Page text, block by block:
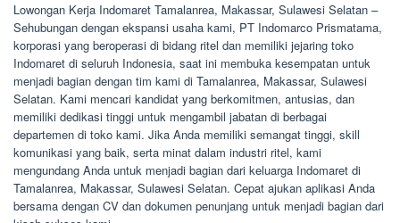
Lowongan Kerja Indomaret Tamalanrea, Makassar, Sulawesi Selatan –
Sehubungan dengan ekspansi usaha kami, PT Indomarco Prismatama,
korporasi yang beroperasi di bidang ritel dan memiliki jejaring toko
Indomaret di seluruh Indonesia, saat ini membuka kesempatan untuk
menjadi bagian dengan tim kami di Tamalanrea, Makassar, Sulawesi
Selatan. Kami mencari kandidat yang berkomitmen, antusias, dan
memiliki dedikasi tinggi untuk mengambil jabatan di berbagai
departemen di toko kami. Jika Anda memiliki semangat tinggi, skill
komunikasi yang baik, serta minat dalam industri ritel, kami
mengundang Anda untuk menjadi bagian dari keluarga Indomaret di
Tamalanrea, Makassar, Sulawesi Selatan. Cepat ajukan aplikasi Anda
bersama dengan CV dan dokumen penunjang untuk menjadi bagian dari